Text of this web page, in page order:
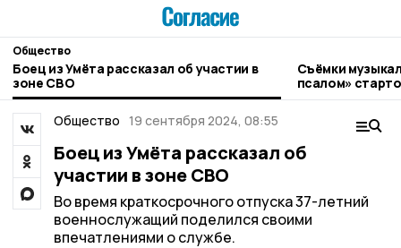
Общество
Боец из Умёта рассказал об участии в
зоне СВО
Съёмки
псалом»
Общество 19 сентября 2024, 08:55
Боец из Умёта рассказал об
участии в зоне СВО
Во время краткосрочного отпуска 37-летний
военнослужащий поделился своими
впечатлениями о службе.